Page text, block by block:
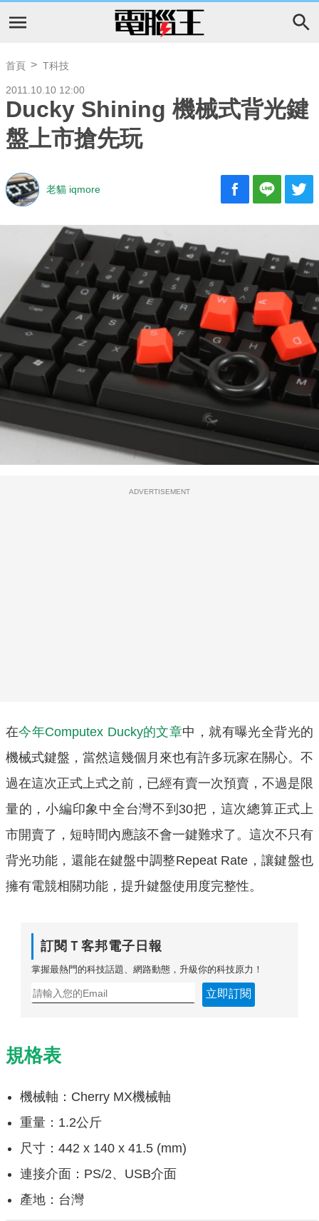
首頁 T科技
2011.10.10 12:00
Ducky Shining 機械式背光鍵
盤上市搶先玩
老貓 iqmore
ADVERTISEMENT
在今年Computex Ducky的文章中，就有曝光全背光的
機械式鍵盤，當然這幾個月來也有許多玩家在關心。不
過在這次正式上式之前，已經有賣一次預賣，不過是限
量的，小編印象中全台灣不到30把，這次總算正式上
市開賣了，短時間內應該不會一鍵難求了。這次不只有
背光功能，還能在鍵盤中調整Repeat Rate，讓鍵盤也
擁有電競相關功能，提升鍵盤使用度完整性。
訂閱Ｔ客邦電子日報
掌握最熱門的科技話題、網路動態，升級你的科技原力！
立即訂閱
規格表
機械軸：Cherry MX機械軸
重量：1.2公斤
尺寸：442 x 140 x 41.5 (mm)
連接介面：PS/2、USB介面
產地：台灣